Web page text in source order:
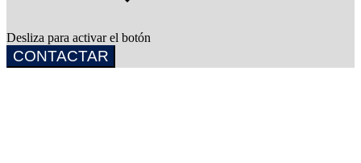
Desliza para activar el botón
CONTACTAR